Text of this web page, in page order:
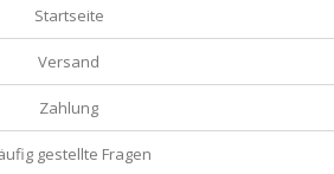
Startseite
Versand
Zahlung
gestellte Fragen